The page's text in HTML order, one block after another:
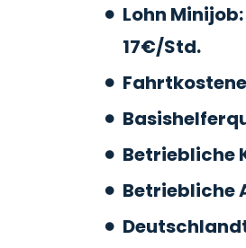
Lohn
17€/Std.
Betriebliche
Betriebliche